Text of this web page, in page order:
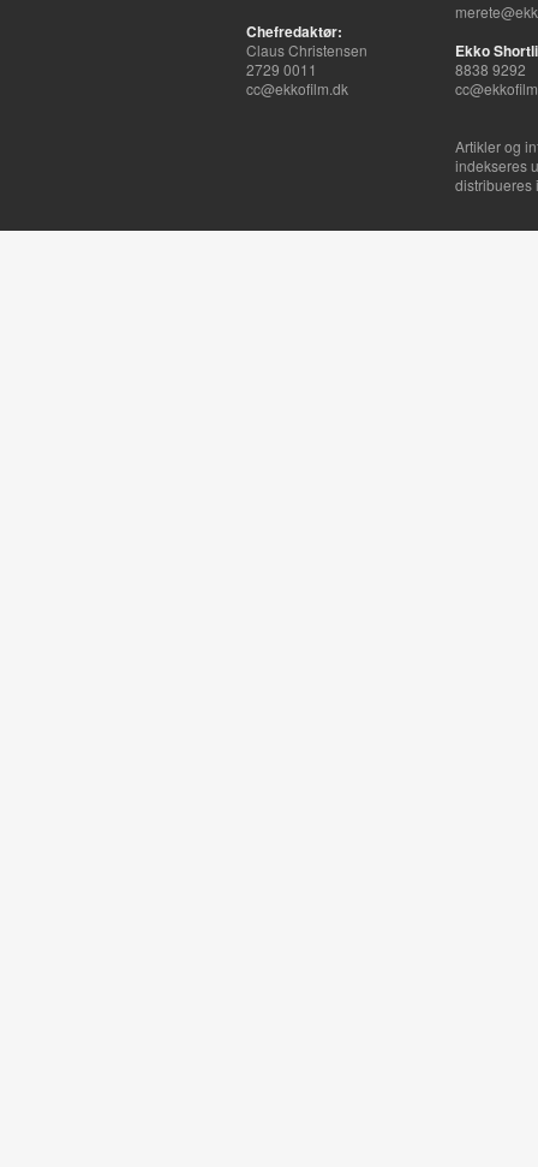
Chefredaktør:
Claus Christensen
2729 0011
cc@ekkofilm.dk
Ekko
8838 9292
Artikler og
indekseres
distribueres